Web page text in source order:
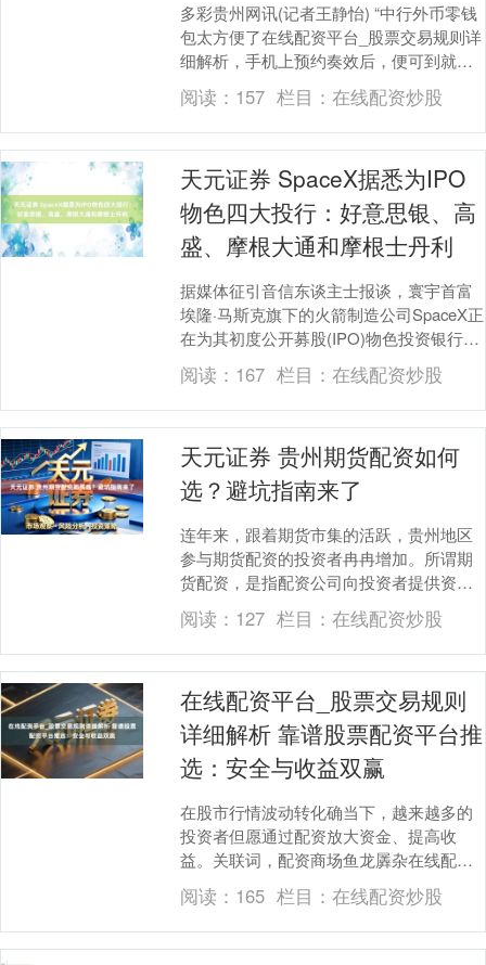
多彩贵州网讯(记者王静怡) “中行外币零钱
包太方便了在线配资平台_股票交易规则详
细解析，手机上预约奏效后，便可到就近
中行网点换汇。”日前，刚刚和家东谈主从
香港游....
阅读： 157 栏目： 在线配资炒股
天元证券 SpaceX据悉为IPO
物色四大投行：好意思银、高
盛、摩根大通和摩根士丹利
据媒体征引音信东谈主士报谈，寰宇首富
埃隆·马斯克旗下的火箭制造公司SpaceX正
在为其初度公开募股(IPO)物色投资银行，
这次上市预测将成为史上界限最大的
IPO....
阅读： 167 栏目： 在线配资炒股
天元证券 贵州期货配资如何
选？避坑指南来了
连年来，跟着期货市集的活跃，贵州地区
参与期货配资的投资者冉冉增加。所谓期
货配资，是指配资公司向投资者提供资
金，投资者以自有资金手脚保证金，放大
往复杠杆的一种操作....
阅读： 127 栏目： 在线配资炒股
在线配资平台_股票交易规则
详细解析 靠谱股票配资平台推
选：安全与收益双赢
在股市行情波动转化确当下，越来越多的
投资者但愿通过配资放大资金、提高收
益。关联词，配资商场鱼龙羼杂在线配资
平台_股票交易规则详细解析，奈何禁受一
家安全可靠的平台....
阅读： 165 栏目： 在线配资炒股